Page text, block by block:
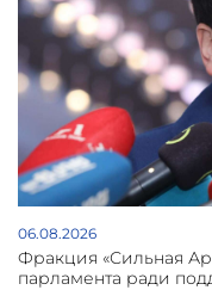
06.08.2026
Фракция «Сильная
парламента ради